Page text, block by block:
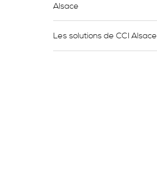
Alsace
Les solutions de CCI Alsace